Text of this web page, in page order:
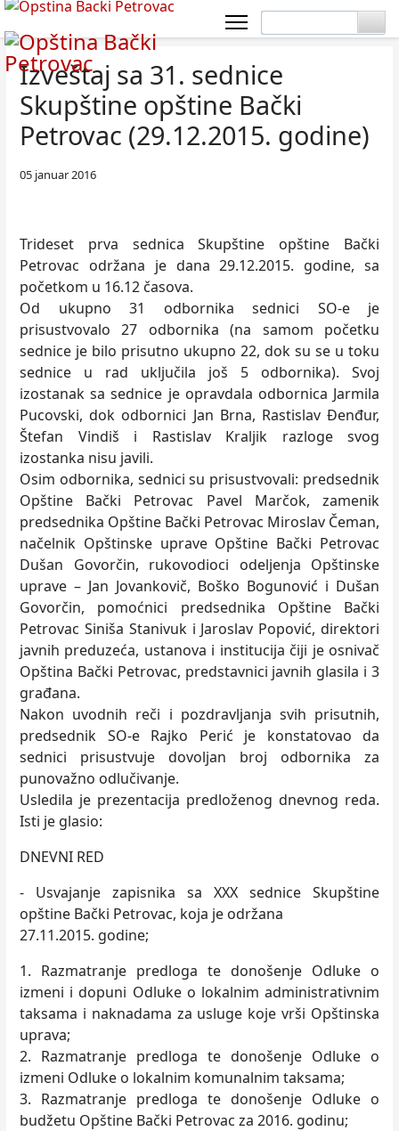
Izveštaj sa 31. sednice
Skupštine opštine Bački
Petrovac (29.12.2015. godine)
05 januar 2016
Trideset prva sednica Skupštine opštine Bački
Petrovac održana je dana 29.12.2015. godine, sa
početkom u 16.12 časova.
Od ukupno 31 odbornika sednici SO-e je
prisustvovalo 27 odbornika (na samom početku
sednice je bilo prisutno ukupno 22, dok su se u toku
sednice u rad uključila još 5 odbornika). Svoj
izostanak sa sednice je opravdala odbornica Jarmila
Pucovski, dok odbornici Jan Brna, Rastislav Đenđur,
Štefan Vindiš i Rastislav Kraljik razloge svog
izostanka nisu javili.
Osim odbornika, sednici su prisustvovali: predsednik
Opštine Bački Petrovac Pavel Marčok, zamenik
predsednika Opštine Bački Petrovac Miroslav Čeman,
načelnik Opštinske uprave Opštine Bački Petrovac
Dušan Govorčin, rukovodioci odeljenja Opštinske
uprave – Jan Jovankovič, Boško Bogunović i Dušan
Govorčin, pomoćnici predsednika Opštine Bački
Petrovac Siniša Stanivuk i Jaroslav Popović, direktori
javnih preduzeća, ustanova i institucija čiji je osnivač
Opština Bački Petrovac, predstavnici javnih glasila i 3
građana.
Nakon uvodnih reči i pozdravljanja svih prisutnih,
predsednik SO-e Rajko Perić je konstatovao da
sednici prisustvuje dovoljan broj odbornika za
punovažno odlučivanje.
Usledila je prezentacija predloženog dnevnog reda.
Isti je glasio:
DNEVNI RED
- Usvajanje zapisnika sa XXX sednice Skupštine
opštine Bački Petrovac, koja je održana
27.11.2015. godine;
1. Razmatranje predloga te donošenje Odluke o
izmeni i dopuni Odluke o lokalnim administrativnim
taksama i naknadama za usluge koje vrši Opštinska
uprava;
2. Razmatranje predloga te donošenje Odluke o
izmeni Odluke o lokalnim komunalnim taksama;
3. Razmatranje predloga te donošenje Odluke o
budžetu Opštine Bački Petrovac za 2016. godinu;